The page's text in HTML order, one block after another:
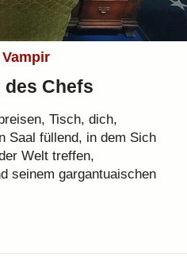
des Chefs
Tisch, dich,
Saal füllend, in dem Sich
Welt treffen,
seinem gargantuaischen